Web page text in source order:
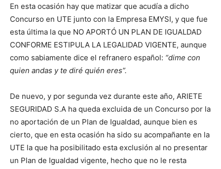
En esta ocasión hay que matizar que acudía a dicho
Concurso en UTE junto con la Empresa EMYSI, y que fue
esta última la que NO APORTÓ UN PLAN DE IGUALDAD
CONFORME ESTIPULA LA LEGALIDAD VIGENTE, aunque
como sabiamente dice el refranero español: “dime con
quien andas y te diré quién eres”.
De nuevo, y por segunda vez durante este año, ARIETE
SEGURIDAD S.A ha queda excluida de un Concurso por la
no aportación de un Plan de Igualdad, aunque bien es
cierto, que en esta ocasión ha sido su acompañante en la
UTE la que ha posibilitado esta exclusión al no presentar
un Plan de Igualdad vigente, hecho que no le resta